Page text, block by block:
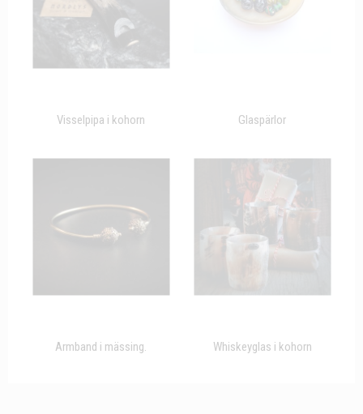
Visselpipa i kohorn Glaspärlor
Armband i mässing. Whiskeyglas i kohorn